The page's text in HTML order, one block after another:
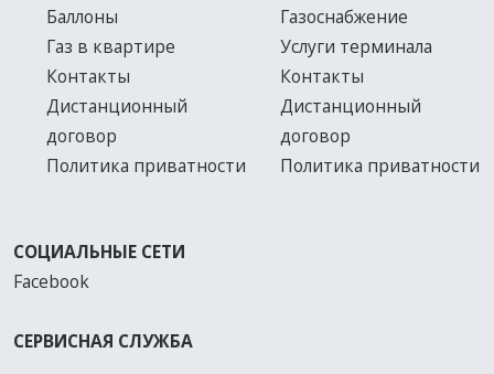
Баллоны
Газ в квартире
Контакты
Дистанционный
договор
Политика приватности
Газоснабжение
Услуги терминала
Контакты
Дистанционный
договор
Политика приватности
СОЦИАЛЬНЫЕ СЕТИ
Facebook
СЕРВИСНАЯ СЛУЖБА